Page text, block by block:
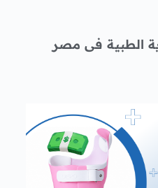
الطبية فى مصر